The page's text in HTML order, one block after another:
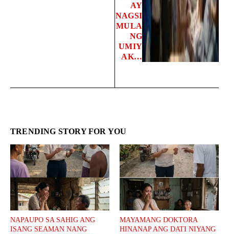
AY
NAGSI
MULA
NG
UMIY
AK…
TRENDING STORY FOR YOU
NAPAUPO SA SAHIG ANG
ISANG SEAMAN NANG
MAYAMANG DOKTORA
HINANAP ANG DATI NIYANG